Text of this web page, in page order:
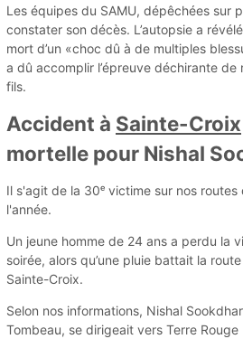
Les équipes du SAMU, dépêchées sur
constater son décès. L’autopsie a
mort d’un «choc dû à de multiples
a dû accomplir l’épreuve déchirante
fils.
Accident à Sainte-Croix
mortelle pour Nishal
Il s'agit de la 30ᵉ victime sur nos
l'année.
Un jeune homme de 24 ans a perdu la
soirée, alors qu’une pluie battait la
Sainte-Croix.
Selon nos informations, Nishal
Tombeau, se dirigeait vers Terre Rouge